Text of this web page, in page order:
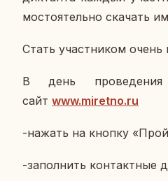
мо­сто­я­тель­но ска­чать
Стать участ­ни­ком очень
В день
сайт www.miretno.ru
-нажать на кнопку
-за­пол­нить кон­такт­ные